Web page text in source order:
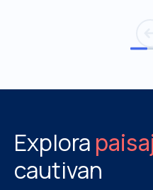
Explora
cautivan